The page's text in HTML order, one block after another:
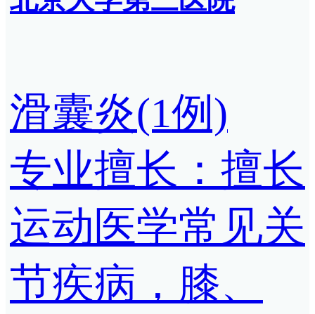
滑囊炎(1例)
专业擅长：擅长
运动医学常见关
节疾病，膝、